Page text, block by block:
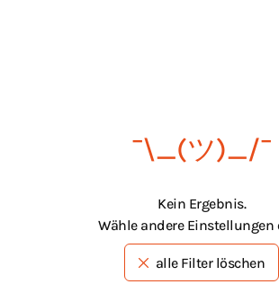
¯\_(ツ)_/¯
Kein Ergebnis.
Wähle andere Einstellungen
alle Filter löschen